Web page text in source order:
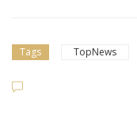
Tags TopNews